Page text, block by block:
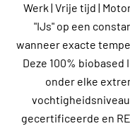
Werk | Vrije tijd |
"IJs" op een
wanneer exacte
Deze 100% biobased
onder elke
gecertificeerde en